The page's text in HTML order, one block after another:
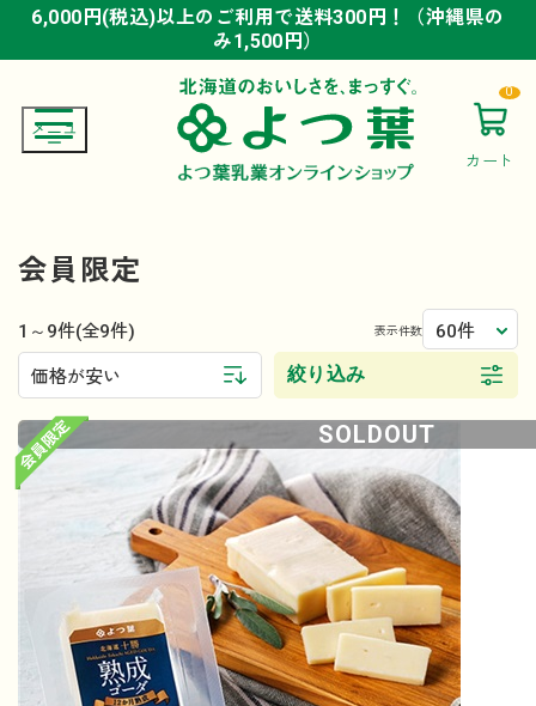
6,000円(税込)以上のご利用で送料300円！（沖縄県の
み1,500円）
6,000円(税込)以上のご利用で送料300円！（沖縄県の
み1,500円）
6,000円(税込)以上のご利用で送料300円！（沖縄県の
み1,500円）
カート
0
会員限定
1～9件(全9件) 表示件数 60件
価格が安い 絞り込み
SOLDOUT